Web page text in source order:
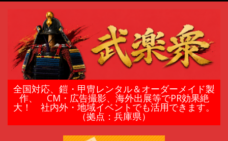
鎧
甲
全国対応、鎧・甲冑レンタル＆オーダーメイド製
作、 CM・広告撮影、海外出展等でPR効果絶
大！ 社内外・地域イベントでも活用できます。
（拠点：兵庫県）